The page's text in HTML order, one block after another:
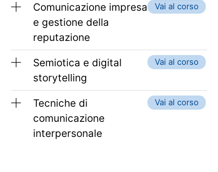
Comunicazione impresa
e gestione della
reputazione
Vai al corso
Semiotica e digital
storytelling
Vai al corso
Tecniche di
comunicazione
interpersonale
Vai al corso